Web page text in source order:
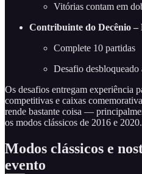
Vitórias contam em
Contribuinte do Decênio –
Complete 10 partidas
Desafio
Os desafios entregam experiência
competitivas e caixas
rende bastante coisa —
os modos clássicos de 2016 e 2020.
Modos clássicos e
evento